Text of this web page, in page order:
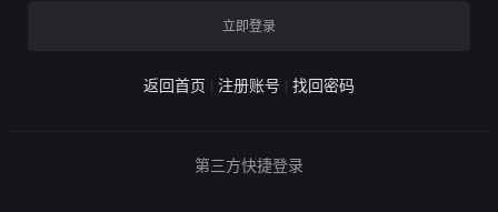
立即登录
返回首页 注册账号 找回密码
第三方快捷登录